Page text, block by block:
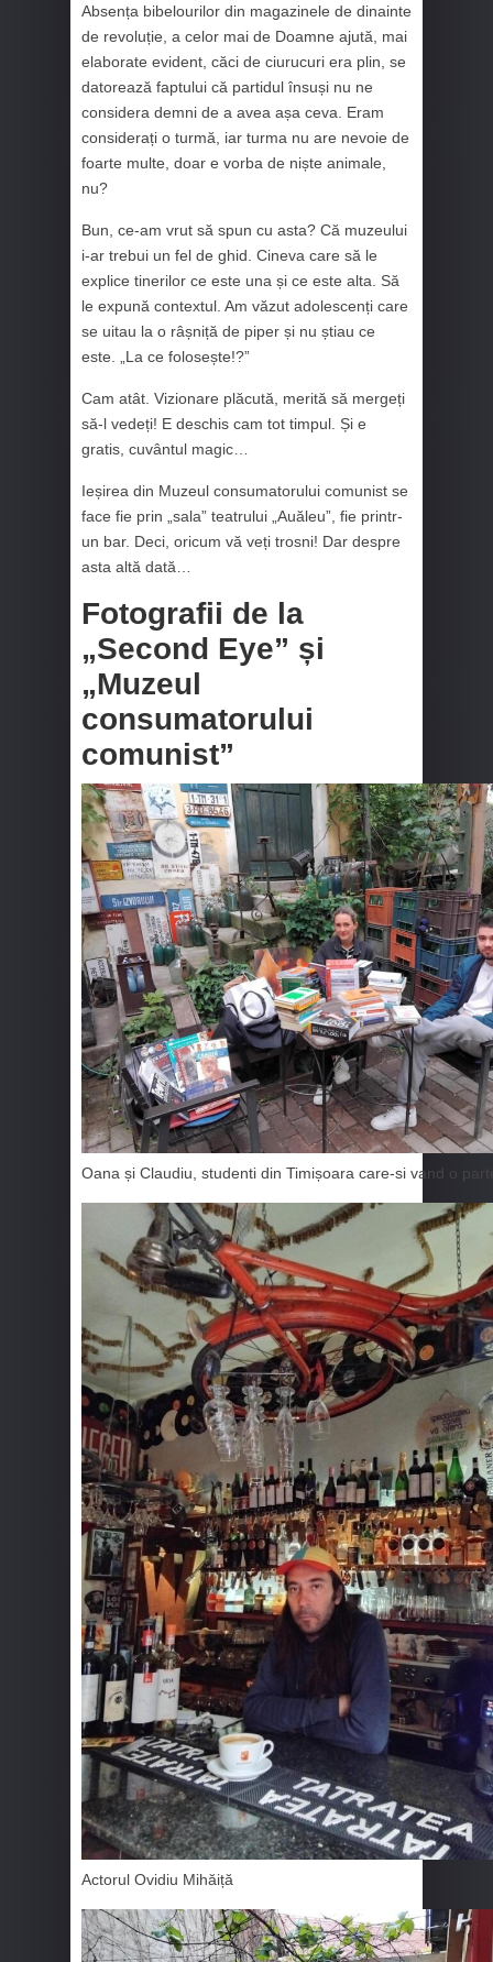
Absența bibelourilor din magazinele de dinainte
de revoluție, a celor mai de Doamne ajută, mai
elaborate evident, căci de ciurucuri era plin, se
datorează faptului că partidul însuși nu ne
considera demni de a avea așa ceva. Eram
considerați o turmă, iar turma nu are nevoie de
foarte multe, doar e vorba de niște animale,
nu?
Bun, ce-am vrut să spun cu asta? Că muzeului
i-ar trebui un fel de ghid. Cineva care să le
explice tinerilor ce este una și ce este alta. Să
le expună contextul. Am văzut adolescenți care
se uitau la o râșniță de piper și nu știau ce
este. „La ce folosește!?”
Cam atât. Vizionare plăcută, merită să mergeți
să-l vedeți! E deschis cam tot timpul. Și e
gratis, cuvântul magic…
Ieșirea din Muzeul consumatorului comunist se
face fie prin „sala” teatrului „Auăleu”, fie printr-
un bar. Deci, oricum vă veți trosni! Dar despre
asta altă dată…
Fotografii de la
„Second Eye” și
„Muzeul
consumatorului
comunist”
Oana și Claudiu, studenti din Timișoara care-si vand o
Actorul Ovidiu Mihăiță